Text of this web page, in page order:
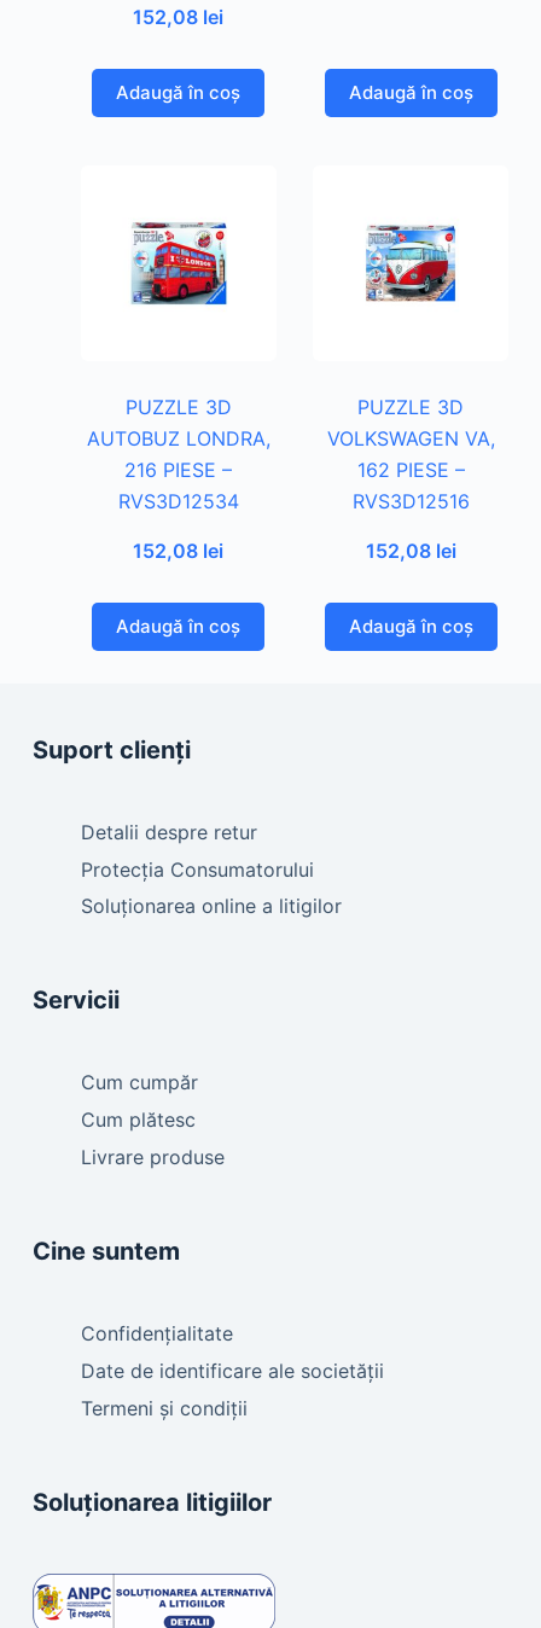
152,08 lei
Adaugă în coș Adaugă în coș
PUZZLE 3D
AUTOBUZ LONDRA,
216 PIESE –
RVS3D12534
152,08 lei
Adaugă în coș
PUZZLE 3D
VOLKSWAGEN VA,
162 PIESE –
RVS3D12516
152,08 lei
Adaugă în coș
Suport clienți
Detalii despre retur
Protecția Consumatorului
Soluționarea online a litigilor
Servicii
Cum cumpăr
Cum plătesc
Livrare produse
Cine suntem
Confidențialitate
Date de identificare ale societății
Termeni și condiții
Soluționarea litigiilor